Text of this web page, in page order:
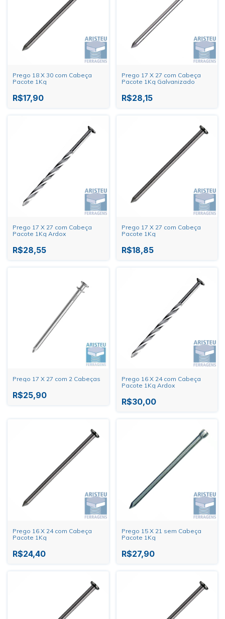
Prego 18 X 30 com Cabeça
Pacote 1Kg
R$17,90
Prego 17 X 27 com Cabeça
Pacote 1Kg Galvanizado
R$28,15
Prego 17 X 27 com Cabeça
Pacote 1Kg Ardox
R$28,55
Prego 17 X 27 com Cabeça
Pacote 1Kg
R$18,85
Prego 17 X 27 com 2 Cabeças
R$25,90
Prego 16 X 24 com Cabeça
Pacote 1Kg Ardox
R$30,00
Prego 16 X 24 com Cabeça
Pacote 1Kg
R$24,40
Prego 15 X 21 sem Cabeça
Pacote 1Kg
R$27,90